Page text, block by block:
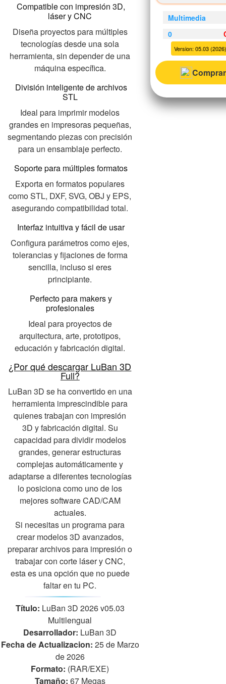
Compatible con impresión 3D,
láser y CNC
Diseña proyectos para múltiples
tecnologías desde una sola
herramienta, sin depender de una
máquina específica.
División inteligente de archivos
STL
Ideal para imprimir modelos
grandes en impresoras pequeñas,
segmentando piezas con precisión
para un ensamblaje perfecto.
Soporte para múltiples formatos
Exporta en formatos populares
como STL, DXF, SVG, OBJ y EPS,
asegurando compatibilidad total.
Interfaz intuitiva y fácil de usar
Configura parámetros como ejes,
tolerancias y fijaciones de forma
sencilla, incluso si eres
principiante.
Perfecto para makers y
profesionales
Ideal para proyectos de
arquitectura, arte, prototipos,
educación y fabricación digital.
¿Por qué descargar LuBan 3D
Full?
LuBan 3D se ha convertido en una
herramienta imprescindible para
quienes trabajan con impresión
3D y fabricación digital. Su
capacidad para dividir modelos
grandes, generar estructuras
complejas automáticamente y
adaptarse a diferentes tecnologías
lo posiciona como uno de los
mejores software CAD/CAM
actuales.
Si necesitas un programa para
crear modelos 3D avanzados,
preparar archivos para impresión o
trabajar con corte láser y CNC,
esta es una opción que no puede
faltar en tu PC.
Título: LuBan 3D 2026 v05.03
Multilengual
Desarrollador: LuBan 3D
Fecha de Actualizacion: 25 de Marzo
de 2026
Formato: (RAR/EXE)
Tamaño: 67 Megas
Multimedia
0
Version: 05.03